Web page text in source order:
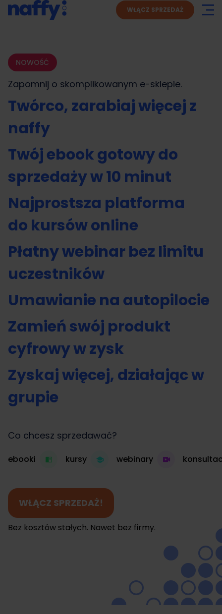
WŁĄCZ SPRZEDAŻ
NOWOŚĆ
Zapomnij o skomplikowanym e-sklepie.
Twórco, zarabiaj więcej z
naffy
Twój ebook gotowy do
sprzedaży w 10 minut
Najprostsza platforma
do kursów online
Płatny webinar bez limitu
uczestników
Umawianie na autopilocie
Zamień swój produkt
cyfrowy w zysk
Zyskaj więcej, działając w
grupie
Co chcesz sprzedawać?
ebooki kursy webinary
WŁĄCZ SPRZEDAŻ!
Bez kosztów stałych. Nawet bez firmy.